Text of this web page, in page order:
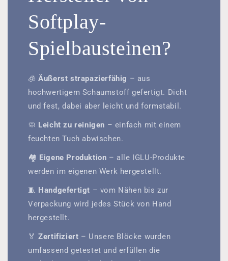
Softplay-
Spielbausteinen?
🧊Äußerst strapazierfähig – aus
hochwertigem Schaumstoff gefertigt. Dicht
und fest, dabei aber leicht und formstabil.
🧼 Leicht zu reinigen – einfach mit einem
feuchten Tuch abwischen.
🏘️ Eigene Produktion – alle IGLU-Produkte
werden im eigenen Werk hergestellt.
🧵 Handgefertigt – vom Nähen bis zur
Verpackung wird jedes Stück von Hand
hergestellt.
🏅Zertifiziert – Unsere Blöcke wurden
umfassend getestet und erfüllen die